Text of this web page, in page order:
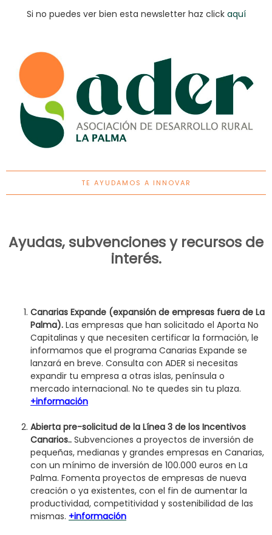
Si no puedes ver bien esta newsletter haz click aquí
TE AYUDAMOS A INNOVAR
Ayudas, subvenciones y recursos de
interés.
Canarias Expande (expansión de empresas fuera de La
Palma). Las empresas que han solicitado el Aporta No
Capitalinas y que necesiten certificar la formación, le
informamos que el programa Canarias Expande se
lanzará en breve. Consulta con ADER si necesitas
expandir tu empresa a otras islas, península o
mercado internacional. No te quedes sin tu plaza.
+información
Abierta pre-solicitud de la Línea 3 de los Incentivos
Canarios.. Subvenciones a proyectos de inversión de
pequeñas, medianas y grandes empresas en Canarias,
con un mínimo de inversión de 100.000 euros en La
Palma. Fomenta proyectos de empresas de nueva
creación o ya existentes, con el fin de aumentar la
productividad, competitividad y sostenibilidad de las
mismas. +información